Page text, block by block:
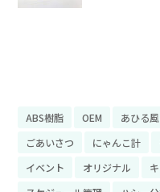
ABS樹脂 OEM あひる
ごあいさつ
にゃんこ計
イベント
オリジナル